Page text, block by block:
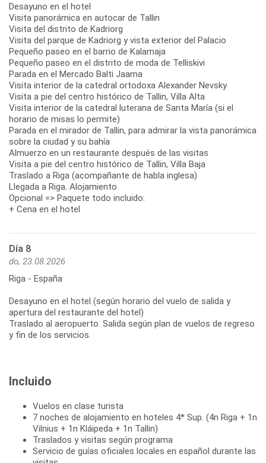
Desayuno en el hotel
Visita panorámica en autocar de Tallin
Visita del distrito de Kadriorg
Visita del parque de Kadriorg y vista exterior del Palacio
Pequeño paseo en el barrio de Kalamaja
Pequeño paseo en el distrito de moda de Telliskivi
Parada en el Mercado Balti Jaama
Visita interior de la catedral ortodoxa Alexander Nevsky
Visita a pie del centro histórico de Tallin, Villa Alta
Visita interior de la catedral luterana de Santa María (si el
horario de misas lo permite)
Parada en el mirador de Tallin, para admirar la vista panorámica
sobre la ciudad y su bahía
Almuerzo en un restaurante después de las visitas
Visita a pie del centro histórico de Tallin, Villa Baja
Traslado a Riga (acompañante de habla inglesa)
Llegada a Riga. Alojamiento
Opcional => Paquete todo incluido:
+ Cena en el hotel
Día 8
do, 23.08.2026
Riga - España
Desayuno en el hotel (según horario del vuelo de salida y
apertura del restaurante del hotel)
Traslado al aeropuerto. Salida según plan de vuelos de regreso
y fin de los servicios.
Incluido
Vuelos en clase turista
7 noches de alojamiento en hoteles 4* Sup. (4n Riga + 1n
Vilnius + 1n Kláipeda + 1n Tallin)
Traslados y visitas según programa
Servicio de guías oficiales locales en español durante las